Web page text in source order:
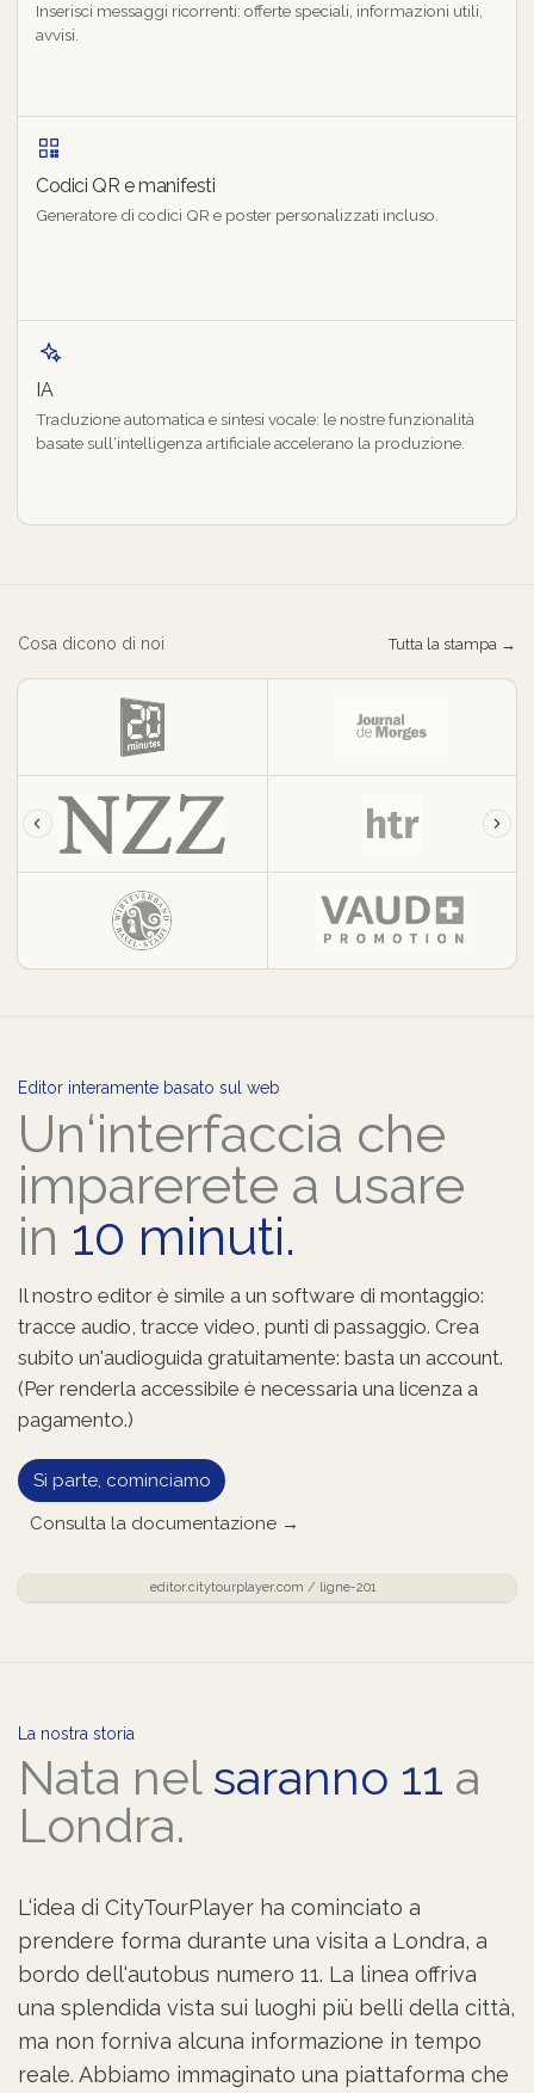
Inserisci messaggi ricorrenti: offerte speciali, informazioni utili,
avvisi.
Codici QR e manifesti
Generatore di codici QR e poster personalizzati incluso.
IA
Traduzione automatica e sintesi vocale: le nostre funzionalità
basate sull‘intelligenza artificiale accelerano la produzione.
Cosa dicono di noi Tutta la stampa →
Editor interamente basato sul web
Un‘interfaccia che
imparerete a usare
in 10 minuti.
Il nostro editor è simile a un software di montaggio:
tracce audio, tracce video, punti di passaggio. Crea
subito un'audioguida gratuitamente: basta un account.
(Per renderla accessibile è necessaria una licenza a
pagamento.)
Si parte, cominciamo
Consulta la documentazione →
editor.citytourplayer.com / ligne-201
La nostra storia
Nata nel saranno 11 a
Londra.
L‘idea di CityTourPlayer ha cominciato a
prendere forma durante una visita a Londra, a
bordo dell‘autobus numero 11. La linea offriva
una splendida vista sui luoghi più belli della città,
ma non forniva alcuna informazione in tempo
reale. Abbiamo immaginato una piattaforma che